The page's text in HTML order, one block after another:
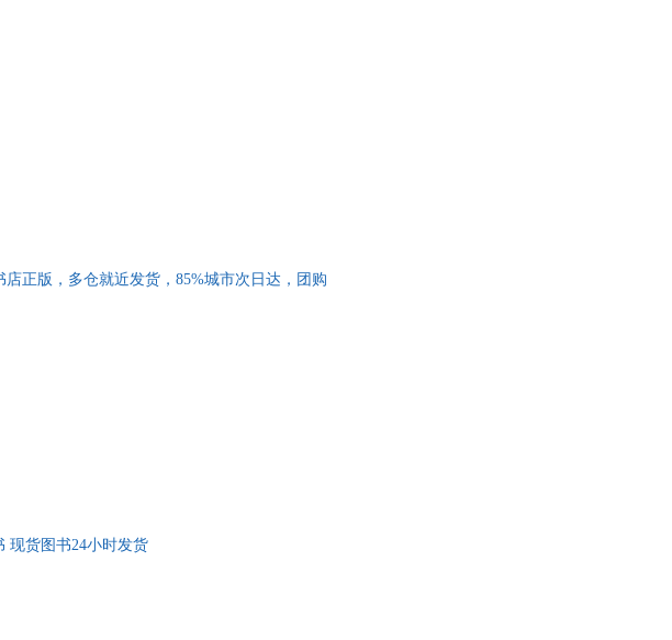
正版，多仓就近发货，85%城市次日达，团购
现货图书24小时发货